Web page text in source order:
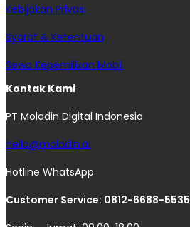
Kebijakan Privasi
Syarat & Ketentuan
Sewa Kepemilikan Mobil
Kontak Kami
PT Moladin Digital Indonesia
hello@moladin.ai
Hotline WhatsApp
Customer Service: 0812-6688-5535